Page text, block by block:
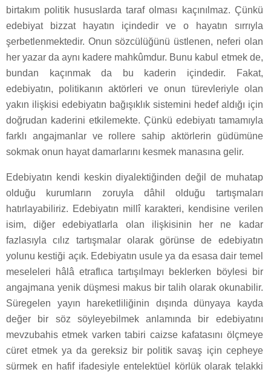
birtakım politik hususlarda taraf olması kaçınılmaz. Çünkü
edebiyat bizzat hayatın içindedir ve o hayatın sırrıyla
şerbetlenmektedir. Onun sözcülüğünü üstlenen, neferi olan
her yazar da aynı kadere mahkûmdur. Bunu kabul etmek de,
bundan kaçınmak da bu kaderin içindedir. Fakat,
edebiyatın, politikanın aktörleri ve onun türevleriyle olan
yakın ilişkisi edebiyatın bağışıklık sistemini hedef aldığı için
doğrudan kaderini etkilemekte. Çünkü edebiyatı tamamıyla
farklı angajmanlar ve rollere sahip aktörlerin güdümüne
sokmak onun hayat damarlarını kesmek manasına gelir.
Edebiyatın kendi keskin diyalektiğinden değil de muhatap
olduğu kurumların zoruyla dâhil olduğu tartışmaları
hatırlayabiliriz. Edebiyatın millî karakteri, kendisine verilen
isim, diğer edebiyatlarla olan ilişkisinin her ne kadar
fazlasıyla cılız tartışmalar olarak görünse de edebiyatın
yolunu kestiği açık. Edebiyatın usule ya da esasa dair temel
meseleleri hâlâ etraflıca tartışılmayı beklerken böylesi bir
angajmana yenik düşmesi makus bir talih olarak okunabilir.
Süregelen yayın hareketliliğinin dışında dünyaya kayda
değer bir söz söyleyebilmek anlamında bir edebiyatını
mevzubahis etmek varken tabiri caizse kafatasını ölçmeye
cüret etmek ya da gereksiz bir politik savaş için cepheye
sürmek en hafif ifadesiyle entelektüel körlük olarak telakki